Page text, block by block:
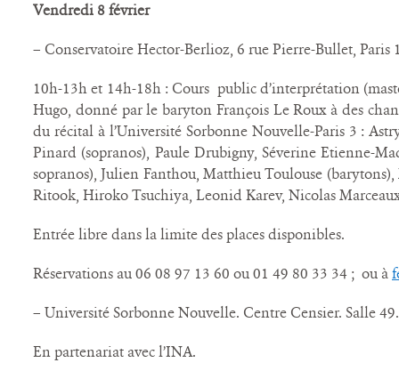
Vendredi 8 février
– Conservatoire Hector-Berlioz, 6 rue Pierre-Bullet, Paris
10h-13h et 14h-18h : Cours public d’interprétation
Hugo, donné par le baryton François Le Roux à des
du récital à l’Université Sorbonne Nouvelle-Paris 3 :
Pinard (sopranos), Paule Drubigny, Séverine Etienne-
sopranos), Julien Fanthou, Matthieu Toulouse
Ritook, Hiroko Tsuchiya, Leonid Karev, Nicolas
Entrée libre dans la limite des places disponibles.
Réservations au 06 08 97 13 60 ou 01 49 80 33 34 ; ou à
– Université Sorbonne Nouvelle. Centre Censier. Salle 49.
En partenariat avec l’INA.